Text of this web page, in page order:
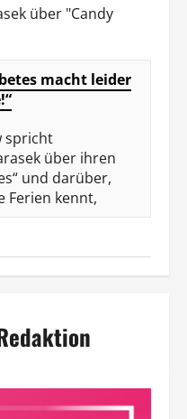
über "Candy
macht leider
spricht
über ihren
und darüber,
Ferien kennt,